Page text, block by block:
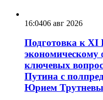
16:0406 авг 2026
Подготовка к XI
экономическому
ключевых
Путина с
Юрием